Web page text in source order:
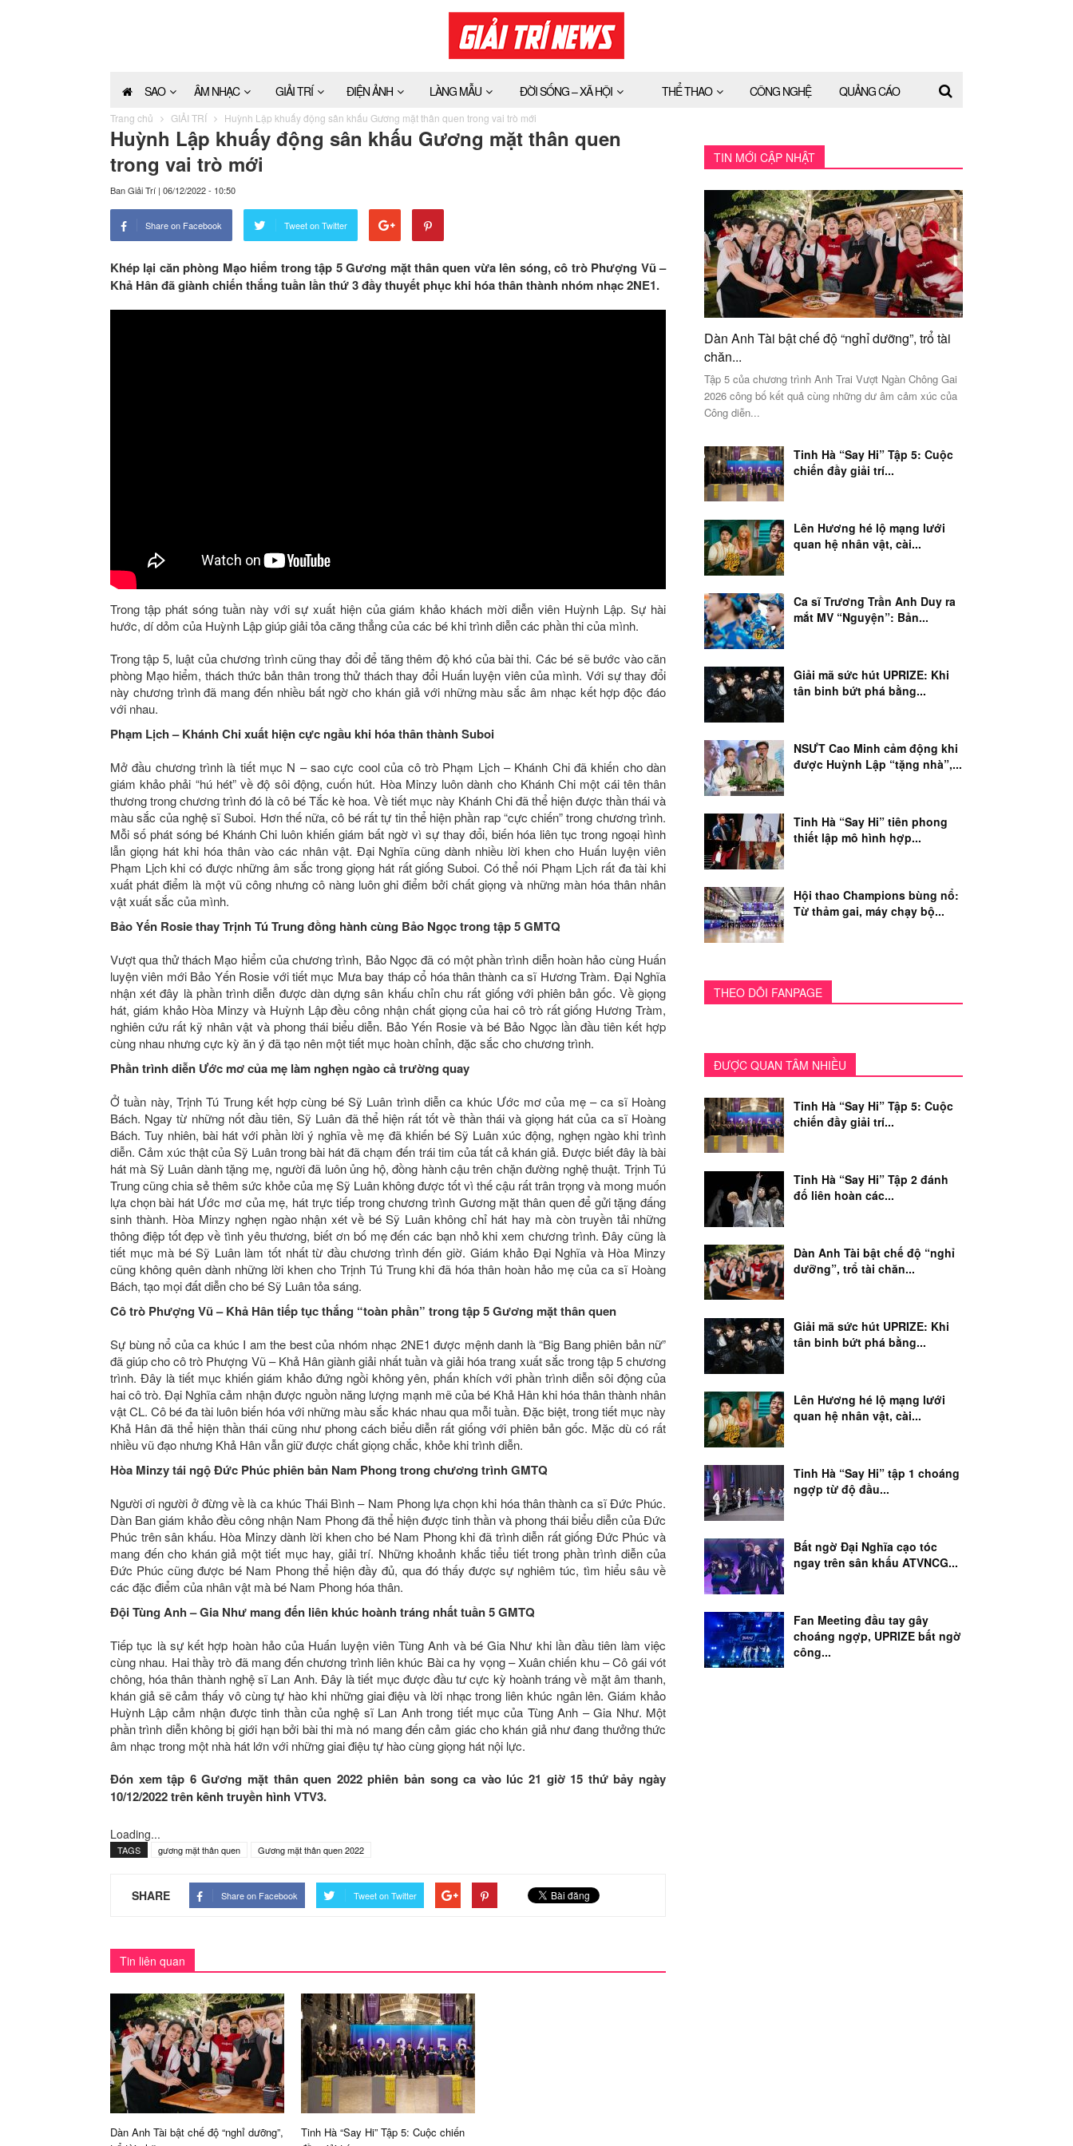
SAO ÂM NHẠC GIẢI TRÍ ĐIỆN ẢNH LÀNG MẪU ĐỜI SỐNG – XÃ HỘI THỂ THAO CÔNG NGHỆ QUẢNG CÁO
Trang chủ GIẢI TRÍ Huỳnh Lập khuấy động sân khấu Gương mặt thân quen trong vai trò mới
Huỳnh Lập khuấy động sân khấu Gương mặt thân quen
trong vai trò mới
Ban Giải Trí | 06/12/2022 - 10:50
Share on Facebook Tweet on Twitter
Khép lại căn phòng Mạo hiểm trong tập 5 Gương mặt thân quen vừa lên sóng, cô trò Phượng Vũ –
Khả Hân đã giành chiến thắng tuần lần thứ 3 đầy thuyết phục khi hóa thân thành nhóm nhạc 2NE1.
Trong tập phát sóng tuần này với sự xuất hiện của giám khảo khách mời diễn viên Huỳnh Lập. Sự hài
hước, dí dỏm của Huỳnh Lập giúp giải tỏa căng thẳng của các bé khi trình diễn các phần thi của mình.
Trong tập 5, luật của chương trình cũng thay đổi để tăng thêm độ khó của bài thi. Các bé sẽ bước vào căn
phòng Mạo hiểm, thách thức bản thân trong thử thách thay đổi Huấn luyện viên của mình. Với sự thay đổi
này chương trình đã mang đến nhiều bất ngờ cho khán giả với những màu sắc âm nhạc kết hợp độc đáo
với nhau.
Phạm Lịch – Khánh Chi xuất hiện cực ngầu khi hóa thân thành Suboi
Mở đầu chương trình là tiết mục N – sao cực cool của cô trò Phạm Lịch – Khánh Chi đã khiến cho dàn
giám khảo phải “hú hét” về độ sôi động, cuốn hút. Hòa Minzy luôn dành cho Khánh Chi một cái tên thân
thương trong chương trình đó là cô bé Tắc kè hoa. Về tiết mục này Khánh Chi đã thể hiện được thần thái và
màu sắc của nghệ sĩ Suboi. Hơn thế nữa, cô bé rất tự tin thể hiện phần rap “cực chiến” trong chương trình.
Mỗi số phát sóng bé Khánh Chi luôn khiến giám bất ngờ vì sự thay đổi, biến hóa liên tục trong ngoại hình
lẫn giọng hát khi hóa thân vào các nhân vật. Đại Nghĩa cũng dành nhiều lời khen cho Huấn luyện viên
Phạm Lịch khi có được những âm sắc trong giọng hát rất giống Suboi. Có thể nói Phạm Lịch rất đa tài khi
xuất phát điểm là một vũ công nhưng cô nàng luôn ghi điểm bởi chất giọng và những màn hóa thân nhân
vật xuất sắc của mình.
Bảo Yến Rosie thay Trịnh Tú Trung đồng hành cùng Bảo Ngọc trong tập 5 GMTQ
Vượt qua thử thách Mạo hiểm của chương trình, Bảo Ngọc đã có một phần trình diễn hoàn hảo cùng Huấn
luyện viên mới Bảo Yến Rosie với tiết mục Mưa bay tháp cổ hóa thân thành ca sĩ Hương Tràm. Đại Nghĩa
nhận xét đây là phần trình diễn được dàn dựng sân khấu chỉn chu rất giống với phiên bản gốc. Về giọng
hát, giám khảo Hòa Minzy và Huỳnh Lập đều công nhận chất giọng của hai cô trò rất giống Hương Tràm,
nghiên cứu rất kỹ nhân vật và phong thái biểu diễn. Bảo Yến Rosie và bé Bảo Ngọc lần đầu tiên kết hợp
cùng nhau nhưng cực kỳ ăn ý đã tạo nên một tiết mục hoàn chỉnh, đặc sắc cho chương trình.
Phần trình diễn Ước mơ của mẹ làm nghẹn ngào cả trường quay
Ở tuần này, Trịnh Tú Trung kết hợp cùng bé Sỹ Luân trình diễn ca khúc Ước mơ của mẹ – ca sĩ Hoàng
Bách. Ngay từ những nốt đầu tiên, Sỹ Luân đã thể hiện rất tốt về thần thái và giọng hát của ca sĩ Hoàng
Bách. Tuy nhiên, bài hát với phần lời ý nghĩa về mẹ đã khiến bé Sỹ Luân xúc động, nghẹn ngào khi trình
diễn. Cảm xúc thật của Sỹ Luân trong bài hát đã chạm đến trái tim của tất cả khán giả. Được biết đây là bài
hát mà Sỹ Luân dành tặng mẹ, người đã luôn ủng hộ, đồng hành cậu trên chặn đường nghệ thuật. Trịnh Tú
Trung cũng chia sẻ thêm sức khỏe của mẹ Sỹ Luân không được tốt vì thế cậu rất trân trọng và mong muốn
lựa chọn bài hát Ước mơ của mẹ, hát trực tiếp trong chương trình Gương mặt thân quen để gửi tặng đấng
sinh thành. Hòa Minzy nghẹn ngào nhận xét về bé Sỹ Luân không chỉ hát hay mà còn truyền tải những
thông điệp tốt đẹp về tình yêu thương, biết ơn bố mẹ đến các bạn nhỏ khi xem chương trình. Đây cũng là
tiết mục mà bé Sỹ Luân làm tốt nhất từ đầu chương trình đến giờ. Giám khảo Đại Nghĩa và Hòa Minzy
cũng không quên dành những lời khen cho Trịnh Tú Trung khi đã hóa thân hoàn hảo mẹ của ca sĩ Hoàng
Bách, tạo mọi đất diễn cho bé Sỹ Luân tỏa sáng.
Cô trò Phượng Vũ – Khả Hân tiếp tục thắng “toàn phần” trong tập 5 Gương mặt thân quen
Sự bùng nổ của ca khúc I am the best của nhóm nhạc 2NE1 được mệnh danh là “Big Bang phiên bản nữ”
đã giúp cho cô trò Phượng Vũ – Khả Hân giành giải nhất tuần và giải hóa trang xuất sắc trong tập 5 chương
trình. Đây là tiết mục khiến giám khảo đứng ngồi không yên, phấn khích với phần trình diễn sôi động của
hai cô trò. Đại Nghĩa cảm nhận được nguồn năng lượng mạnh mẽ của bé Khả Hân khi hóa thân thành nhân
vật CL. Cô bé đa tài luôn biến hóa với những màu sắc khác nhau qua mỗi tuần. Đặc biệt, trong tiết mục này
Khả Hân đã thể hiện thần thái cũng như phong cách biểu diễn rất giống với phiên bản gốc. Mặc dù có rất
nhiều vũ đạo nhưng Khả Hân vẫn giữ được chất giọng chắc, khỏe khi trình diễn.
Hòa Minzy tái ngộ Đức Phúc phiên bản Nam Phong trong chương trình GMTQ
Người ơi người ở đừng về là ca khúc Thái Bình – Nam Phong lựa chọn khi hóa thân thành ca sĩ Đức Phúc.
Dàn Ban giám khảo đều công nhận Nam Phong đã thể hiện được tinh thần và phong thái biểu diễn của Đức
Phúc trên sân khấu. Hòa Minzy dành lời khen cho bé Nam Phong khi đã trình diễn rất giống Đức Phúc và
mang đến cho khán giả một tiết mục hay, giải trí. Những khoảnh khắc tiểu tiết trong phần trình diễn của
Đức Phúc cũng được bé Nam Phong thể hiện đầy đủ, qua đó thấy được sự nghiêm túc, tìm hiểu sâu về
các đặc điểm của nhân vật mà bé Nam Phong hóa thân.
Đội Tùng Anh – Gia Như mang đến liên khúc hoành tráng nhất tuần 5 GMTQ
Tiếp tục là sự kết hợp hoàn hảo của Huấn luyện viên Tùng Anh và bé Gia Như khi lần đầu tiên làm việc
cùng nhau. Hai thầy trò đã mang đến chương trình liên khúc Bài ca hy vọng – Xuân chiến khu – Cô gái vót
chông, hóa thân thành nghệ sĩ Lan Anh. Đây là tiết mục được đầu tư cực kỳ hoành tráng về mặt âm thanh,
khán giả sẽ cảm thấy vô cùng tự hào khi những giai điệu và lời nhạc trong liên khúc ngân lên. Giám khảo
Huỳnh Lập cảm nhận được tinh thần của nghệ sĩ Lan Anh trong tiết mục của Tùng Anh – Gia Như. Một
phần trình diễn không bị giới hạn bởi bài thi mà nó mang đến cảm giác cho khán giả như đang thưởng thức
âm nhạc trong một nhà hát lớn với những giai điệu tự hào cùng giọng hát nội lực.
Đón xem tập 6 Gương mặt thân quen 2022 phiên bản song ca vào lúc 21 giờ 15 thứ bảy ngày
10/12/2022 trên kênh truyền hình VTV3.
Loading...
TAGS gương mặt thân quen Gương mặt thân quen 2022
SHARE Share on Facebook Tweet on Twitter
Tin liên quan
Dàn Anh Tài bật chế độ “nghỉ dưỡng”,
Tinh Hà “Say Hi” Tập 5: Cuộc chiến
TIN MỚI CẬP NHẬT
Dàn Anh Tài bật chế độ “nghỉ dưỡng”, trổ tài
chăn...
Tập 5 của chương trình Anh Trai Vượt Ngàn Chông Gai
2026 công bố kết quả cùng những dư âm cảm xúc của
Công diễn...
Tinh Hà “Say Hi” Tập 5: Cuộc
chiến đầy giải trí...
Lên Hương hé lộ mạng lưới
quan hệ nhân vật, cài...
Ca sĩ Trương Trần Anh Duy ra
mắt MV “Nguyện”: Bản...
Giải mã sức hút UPRIZE: Khi
tân binh bứt phá bằng...
NSƯT Cao Minh cảm động khi
được Huỳnh Lập “tặng nhà”,...
Tinh Hà “Say Hi” tiên phong
thiết lập mô hình hợp...
Hội thao Champions bùng nổ:
Từ thảm gai, máy chạy bộ...
THEO DÕI FANPAGE
ĐƯỢC QUAN TÂM NHIỀU
Tinh Hà “Say Hi” Tập 5: Cuộc
chiến đầy giải trí...
Tinh Hà “Say Hi” Tập 2 đánh
đố liên hoàn các...
Dàn Anh Tài bật chế độ “nghỉ
dưỡng”, trổ tài chăn...
Giải mã sức hút UPRIZE: Khi
tân binh bứt phá bằng...
Lên Hương hé lộ mạng lưới
quan hệ nhân vật, cài...
Tinh Hà “Say Hi” tập 1 choáng
ngợp từ độ đầu...
Bất ngờ Đại Nghĩa cạo tóc
ngay trên sân khấu ATVNCG...
Fan Meeting đầu tay gây
choáng ngợp, UPRIZE bất ngờ
công...